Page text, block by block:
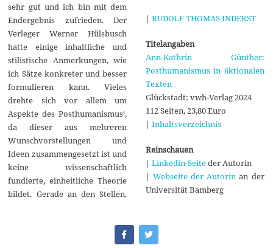
sehr gut und ich bin mit dem
Endergebnis zufrieden. Der
Verleger Werner Hülsbusch
hatte einige inhaltliche und
stilistische Anmerkungen, wie
ich Sätze konkreter und besser
formulieren kann. Vieles
drehte sich vor allem um
Aspekte des Posthumanismus‘,
da dieser aus mehreren
Wunschvorstellungen und
Ideen zusammengesetzt ist und
keine wissenschaftlich
fundierte, einheitliche Theorie
bildet. Gerade an den Stellen,
| RUDOLF THOMAS INDERST
Titelangaben
Ann-Kathrin Günther:
Posthumanismus in ﬁktionalen
Texten
Glückstadt: vwh-Verlag 2024
112 Seiten, 23,80 Euro
| Inhaltsverzeichnis
Reinschauen
| Linkedin-Seiteder Autorin
| Webseite der Autorinan der
Universität Bamberg